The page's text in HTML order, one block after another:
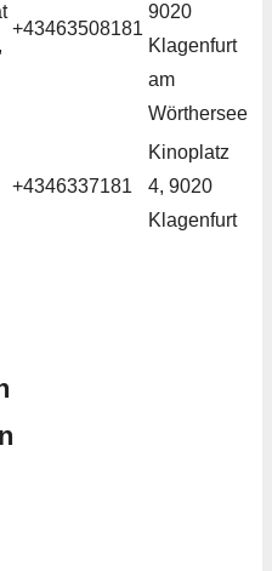
+43463508181
9020
Klagenfurt
am
Wörthersee
+4346337181
Kinoplatz
4, 9020
Klagenfurt